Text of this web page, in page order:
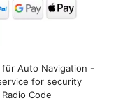
für Auto Navigation -
for security
Code